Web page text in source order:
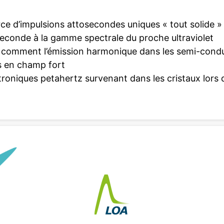
d’impulsions attosecondes uniques « tout solide »
à la gamme spectrale du proche ultraviolet
l’émission harmonique dans les semi-
en champ fort
petahertz survenant dans les cristaux lors